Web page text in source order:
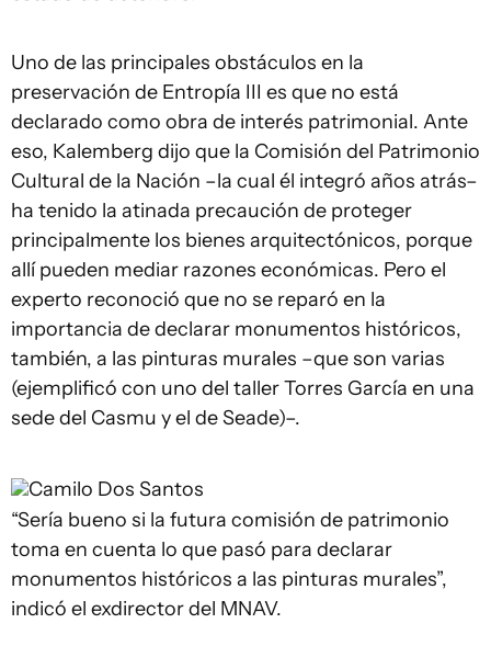
Uno de las principales obstáculos en la
preservación de Entropía III es que no está
declarado como obra de interés patrimonial. Ante
eso, Kalemberg dijo que la Comisión del Patrimonio
Cultural de la Nación –la cual él integró años atrás–
ha tenido la atinada precaución de proteger
principalmente los bienes arquitectónicos, porque
allí pueden mediar razones económicas. Pero el
experto reconoció que no se reparó en la
importancia de declarar monumentos históricos,
también, a las pinturas murales –que son varias
(ejemplificó con uno del taller Torres García en una
sede del Casmu y el de Seade)–.
Camilo Dos Santos
“Sería bueno si la futura comisión de patrimonio
toma en cuenta lo que pasó para declarar
monumentos históricos a las pinturas murales”,
indicó el exdirector del MNAV.